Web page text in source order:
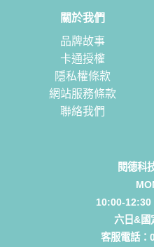
關於我們
品牌故事
卡通授權
隱私權條款
網站服務條款
聯絡我們
閱德科
10:00-
六日&國
客服電話：